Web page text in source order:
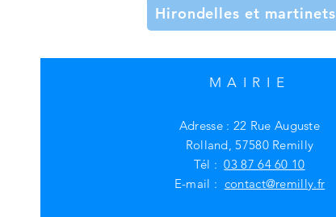
Hirondelles et martinets
MAIRIE
Adresse : 22 Rue Auguste
Rolland, 57580 Remilly
Tél :03 87 64 60 10
E-mail : contact@remilly.fr